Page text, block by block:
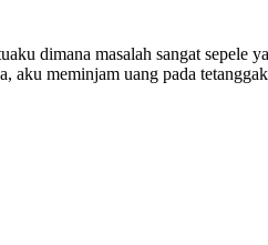
dimana masalah sangat
aku meminjam uang pada